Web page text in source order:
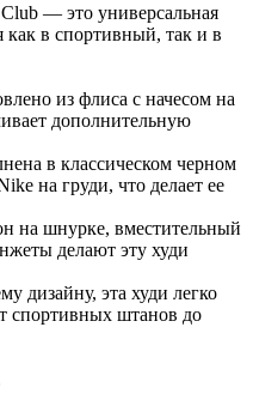
— это универсальная
как в спортивный, так и в
из флиса с начесом на
дополнительную
в классическом черном
на груди, что делает ее
на шнурке, вместительный
делают эту худи
дизайну, эта худи легко
спортивных штанов до